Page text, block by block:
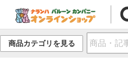
商品カテゴリを見る